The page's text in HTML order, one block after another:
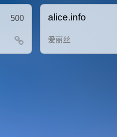
500 alice.info
爱丽丝